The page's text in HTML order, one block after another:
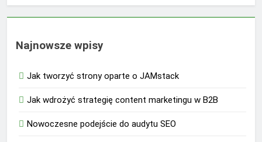
Najnowsze wpisy
Jak tworzyć strony oparte o JAMstack
Jak wdrożyć strategię content marketingu w B2B
Nowoczesne podejście do audytu SEO